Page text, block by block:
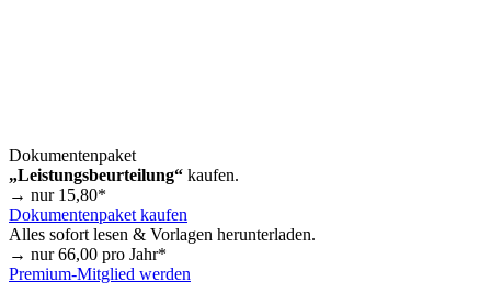
Dokumentenpaket
„Leistungsbeurteilung“ kaufen.
→ nur 15,80*
Dokumentenpaket kaufen
Alles sofort lesen & Vorlagen herunterladen.
→ nur66,00 pro Jahr*
Premium-Mitglied werden